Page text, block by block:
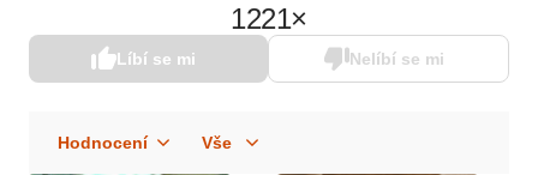
1221×
Líbí se mi Nelíbí se mi